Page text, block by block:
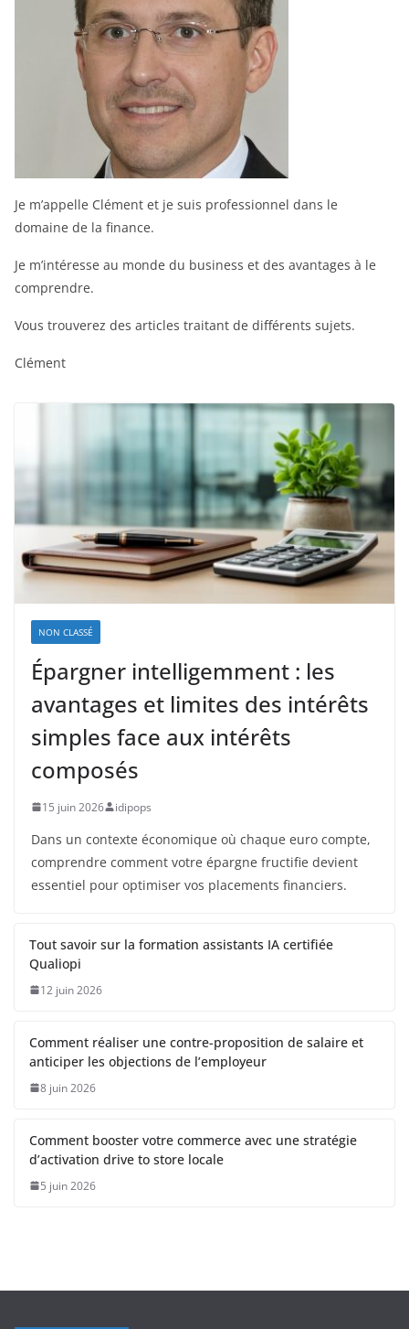
Je m’appelle Clément et je suis professionnel dans le
domaine de la finance.
Je m’intéresse au monde du business et des avantages à le
comprendre.
Vous trouverez des articles traitant de différents sujets.
Clément
NON CLASSÉ
Épargner intelligemment : les
avantages et limites des intérêts
simples face aux intérêts
composés
15 juin 2026 idipops
Dans un contexte économique où chaque euro compte,
comprendre comment votre épargne fructifie devient
essentiel pour optimiser vos placements financiers.
Tout savoir sur la formation assistants IA certifiée
Qualiopi
12 juin 2026
Comment réaliser une contre-proposition de salaire et
anticiper les objections de l’employeur
8 juin 2026
Comment booster votre commerce avec une stratégie
d’activation drive to store locale
5 juin 2026